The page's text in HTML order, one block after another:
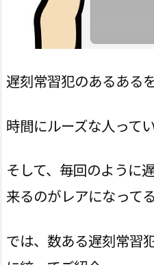
遅刻常習犯のあるある
時間にルーズな人って
そして、毎回のように
来るのがレアになって
では、数ある遅刻常習